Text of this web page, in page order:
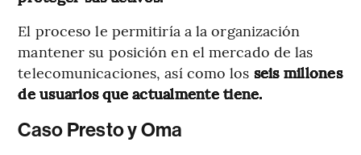
El proceso le permitiría a la organización
mantener su posición en el mercado de las
telecomunicaciones, así como los seis millones
de usuarios que actualmente tiene.
Caso Presto y Oma